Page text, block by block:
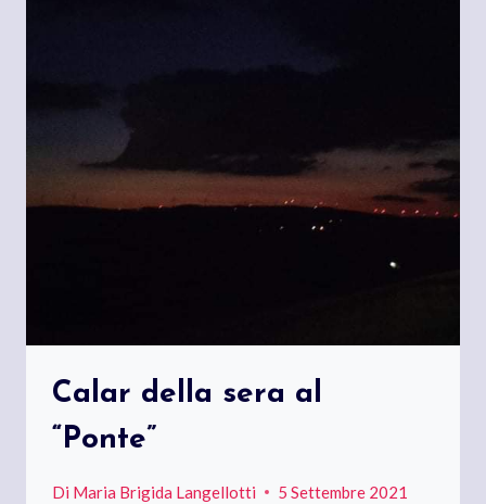
Calar della sera al
“Ponte”
Di Maria Brigida Langellotti 5 Settembre 2021